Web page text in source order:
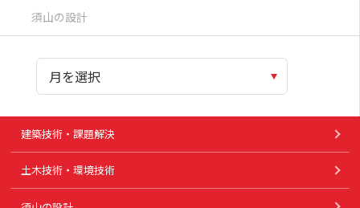
須山の設計
建築技術・課題解決
土木技術・環境技術